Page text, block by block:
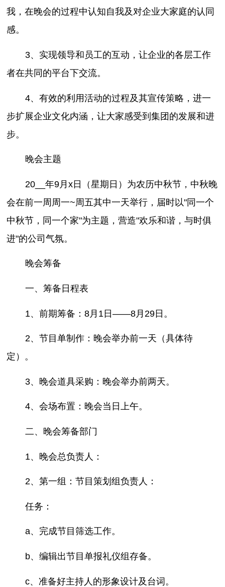
我，在晚会的过程中认知自我及对企业大家庭的认同
感。
3、实现领导和员工的互动，让企业的各层工作
者在共同的平台下交流。
4、有效的利用活动的过程及其宣传策略，进一
步扩展企业文化内涵，让大家感受到集团的发展和进
步。
晚会主题
20__年9月x日（星期日）为农历中秋节，中秋晚
会在前一周周一~周五其中一天举行，届时以"同一个
中秋节，同一个家"为主题，营造"欢乐和谐，与时俱
进"的公司气氛。
晚会筹备
一、筹备日程表
1、前期筹备：8月1日——8月29日。
2、节目单制作：晚会举办前一天（具体待
定）。
3、晚会道具采购：晚会举办前两天。
4、会场布置：晚会当日上午。
二、晚会筹备部门
1、晚会总负责人：
2、第一组：节目策划组负责人：
任务：
a、完成节目筛选工作。
b、编辑出节目单报礼仪组存备。
c、准备好主持人的形象设计及台词。